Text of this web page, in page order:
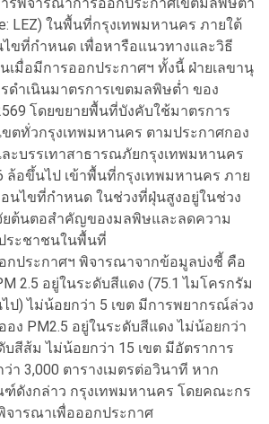
LEZ) ในพื้นที่กรุงเทพมหานคร ภายใต้
ขที่กำหนด เพื่อหารือแนวทางและวิธี
เมื่อมีการออกประกาศฯ ทั้งนี้ ฝ่ายเลขานุ
ดำเนินมาตรการเขตมลพิษต่ำ ของ
โดยขยายพื้นที่บังคับใช้มาตรการ
ขตทั่วกรุงเทพมหานคร ตามประกาศกอง
ะบรรเทาสาธารณภัยกรุงเทพมหานคร
ล้อขึ้นไป เข้าพื้นที่กรุงเทพมหานคร ภาย
นไขที่กำหนด ในช่วงที่ฝุ่นสูงอยู่ในช่วง
ยต้นตอสำคัญของมลพิษและลดความ
ระชาชนในพื้นที่
ประกาศฯ พิจารณาจากข้อมูลบ่งชี้ คือ
2.5 อยู่ในระดับสีแดง (75.1 ไมโครกรัม
ป) ไม่น้อยกว่า 5 เขต มีการพยากรณ์ล่วง
ง PM2.5 อยู่ในระดับสีแดง ไม่น้อยกว่า
บสีส้ม ไม่น้อยกว่า 15 เขต มีอัตราการ
า 3,000 ตารางเมตรต่อวินาที หาก
ดังกล่าว กรุงเทพมหานคร โดยคณะกร
จารณาเพื่อออกประกาศ